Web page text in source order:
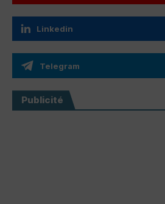
Linkedin
Telegram
Publicité